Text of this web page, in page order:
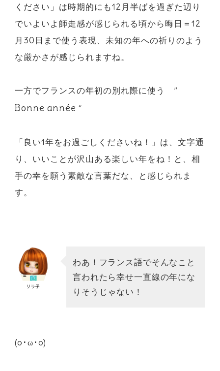
ください」は時期的にも12月半ばを過ぎた辺り
でいよいよ師走感が感じられる頃から晦日＝12
月30日まで使う表現、未知の年への祈りのよう
な厳かさが感じられますね。
一方でフランスの年初の別れ際に使う ”
Bonne année“
「良い1年をお過ごしくださいね！」は、文字通
り、いいことが沢山ある楽しい年をね！と、相
手の幸を願う素敵な言葉だな、と感じられま
す。
わあ！フランス語でそんなこと
言われたら幸せ一直線の年にな
りそうじゃない！
(o･ω･o)